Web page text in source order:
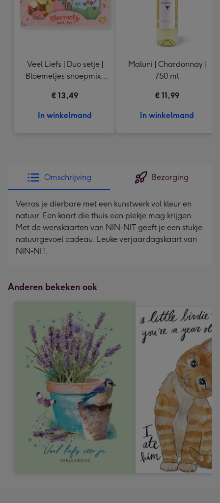
Veel Liefs | Duo setje |
Bloemetjes snoepmix |
€ 13,49
In winkelmand
Maluni | Chardonnay |
750 ml
€ 11,99
In winkelmand
Omschrijving Bezorging
Verras je dierbare met een kunstwerk vol kleur en
natuur. Een kaart die thuis een plekje mag krijgen.
Met de wenskaarten van NIN-NIT geeft je een stukje
natuurgevoel cadeau. Leuke verjaardagskaart van
NIN-NIT.
Anderen bekeken ook